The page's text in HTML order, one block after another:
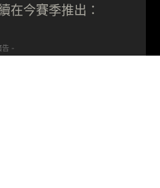
在今賽季推出：
告 -